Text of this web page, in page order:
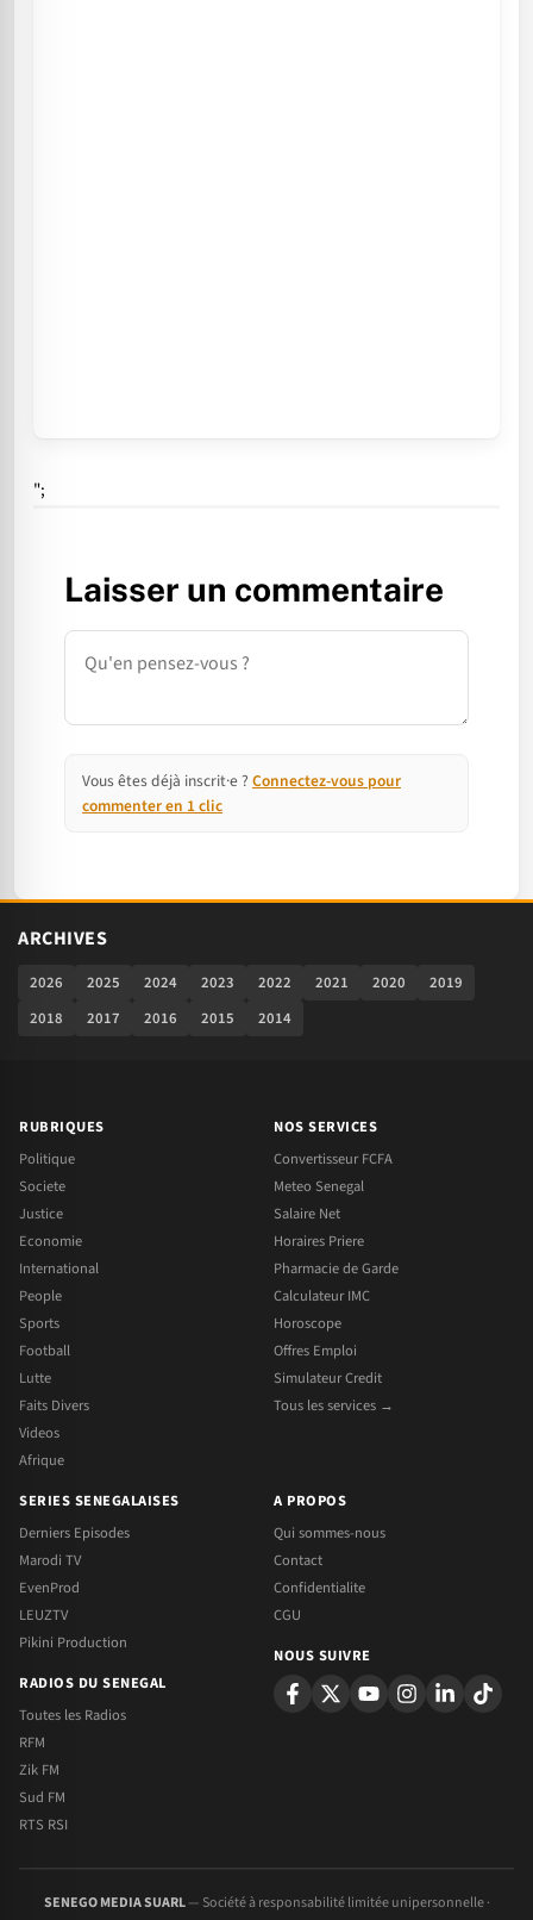
";
Laisser un commentaire
Commentaire
Vous êtes déjà inscrit·e ? Connectez-vous pour
commenter en 1 clic
ARCHIVES
2026 2025 2024 2023 2022 2021 2020
2019
2018
2017 2016 2015 2014
RUBRIQUES
Politique
Societe
Justice
Economie
International
People
Sports
Football
Lutte
Faits Divers
Videos
Afrique
NOS SERVICES
Convertisseur FCFA
Meteo Senegal
Salaire Net
Horaires Priere
Pharmacie de Garde
Calculateur IMC
Horoscope
Offres Emploi
Simulateur Credit
Tous les services →
SERIES SENEGALAISES
Derniers Episodes
Marodi TV
EvenProd
LEUZTV
Pikini Production
RADIOS DU SENEGAL
Toutes les Radios
RFM
Zik FM
Sud FM
RTS RSI
A PROPOS
Qui sommes-nous
Contact
Confidentialite
CGU
NOUS SUIVRE
SENEGO MEDIA SUARL— Société à responsabilité limitée unipersonnelle ·